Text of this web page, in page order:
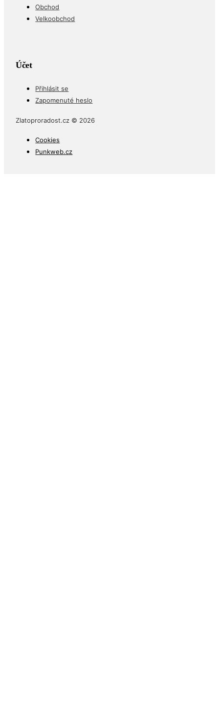
Obchod
Velkoobchod
Účet
Přihlásit se
Zapomenuté heslo
Zlatoproradost.cz © 2026
Cookies
Punkweb.cz